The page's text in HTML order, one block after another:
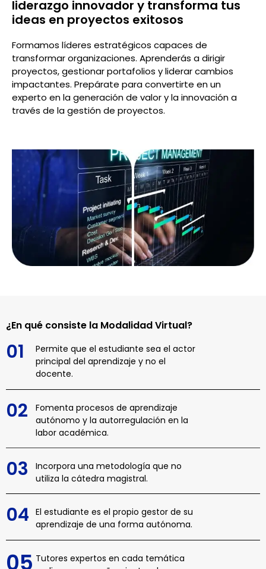
liderazgo innovador y transforma tus
ideas en proyectos exitosos
Formamos líderes estratégicos capaces de
transformar organizaciones. Aprenderás a dirigir
proyectos, gestionar portafolios y liderar cambios
impactantes. Prepárate para convertirte en un
experto en la generación de valor y la innovación a
través de la gestión de proyectos.
¿En qué consiste la Modalidad Virtual?
01
Permite que el estudiante sea el actor
principal del aprendizaje y no el
docente.
02
Fomenta procesos de aprendizaje
autónomo y la autorregulación en la
labor académica.
03
Incorpora una metodología que no
utiliza la cátedra magistral.
04 El estudiante es el propio gestor de su
aprendizaje de una forma autónoma.
05 Tutores expertos en cada temática